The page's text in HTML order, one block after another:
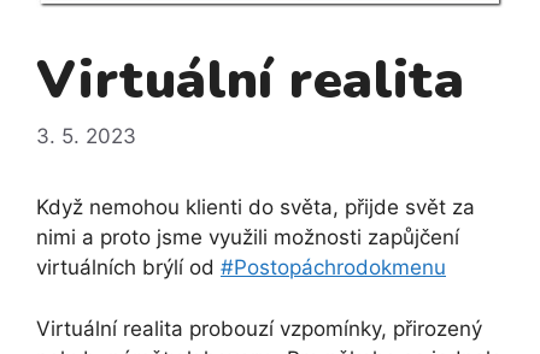
Virtuální realita
3. 5. 2023
Když nemohou klienti do světa, přijde svět za
nimi a proto jsme využili možnosti zapůjčení
virtuálních brýlí od #Postopáchrodokmenu
Virtuální realita probouzí vzpomínky, přirozený